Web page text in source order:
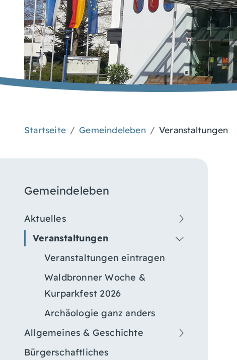
Startseite Gemeindeleben Veranstaltungen
Gemeindeleben
Aktuelles
Veranstaltungen
Veranstaltungen eintragen
Waldbronner Woche &
Kurparkfest 2026
Archäologie ganz anders
Allgemeines & Geschichte
Bürgerschaftliches